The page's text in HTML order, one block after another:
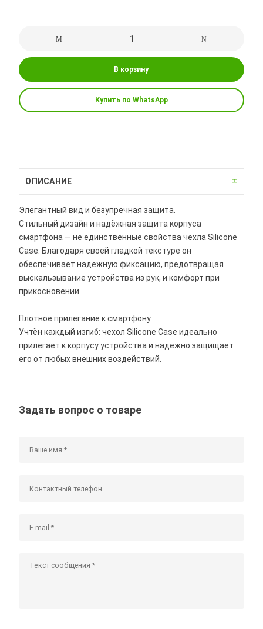
В корзину
Купить по WhatsApp
ОПИСАНИЕ
Элегантный вид и безупречная защита.
Стильный дизайн и надёжная защита корпуса
смартфона — не единственные свойства чехла Silicone
Case. Благодаря своей гладкой текстуре он
обеспечивает надёжную фиксацию, предотвращая
выскальзывание устройства из рук, и комфорт при
прикосновении.
Плотное прилегание к смартфону.
Учтён каждый изгиб: чехол Silicone Case идеально
прилегает к корпусу устройства и надёжно защищает
его от любых внешних воздействий.
Задать вопрос о товаре